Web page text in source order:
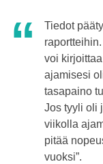
Tiedot
voi
ajamisesi
tasapaino
Jos tyyli oli
viikolla
pitää
vuoksi”.